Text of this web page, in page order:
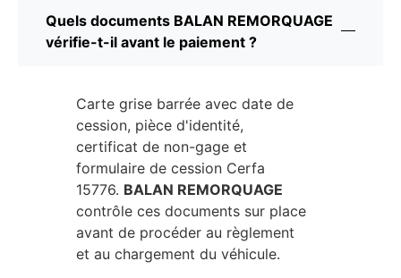
Quels documents BALAN REMORQUAGE
vérifie-t-il avant le paiement ?
Carte grise barrée avec date de
cession, pièce d'identité,
certificat de non-gage et
formulaire de cession Cerfa
15776. BALAN REMORQUAGE
contrôle ces documents sur place
avant de procéder au règlement
et au chargement du véhicule.